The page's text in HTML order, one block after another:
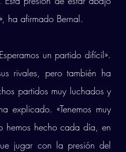
ha afirmado Bernal.
un partido difícil».
rivales, pero también ha
partidos muy luchados y
explicado. «Tenemos muy
hemos hecho cada día, en
jugar con la presión del